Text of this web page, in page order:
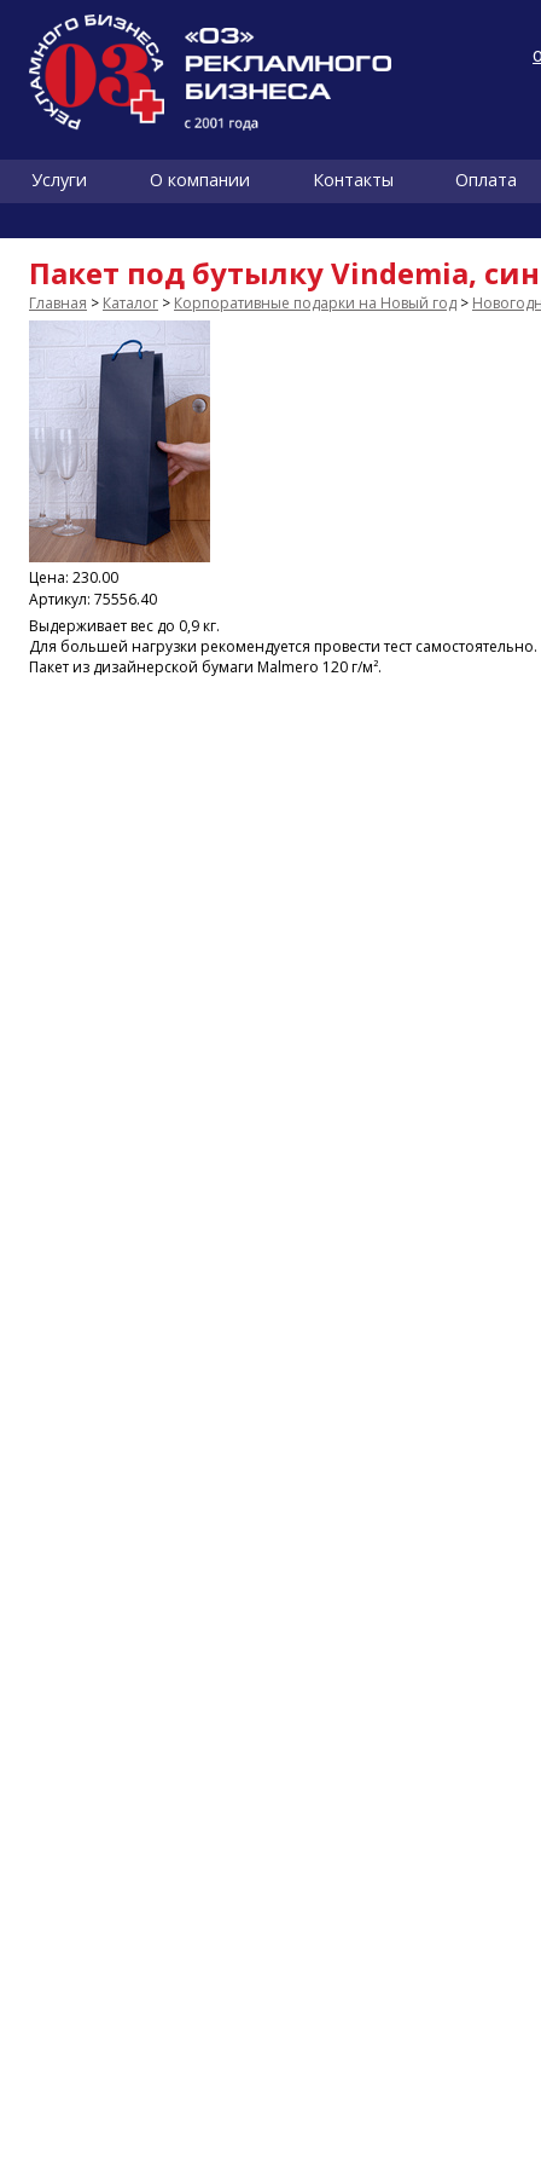
Услуги О компании Контакты Оплата
Пакет под бутылку Vindemia,
Главная > Каталог > Корпоративные подарки на Новый год >
Цена: 230.00
Артикул: 75556.40
Выдерживает вес до 0,9 кг.
Для большей нагрузки рекомендуется провести тест самостоятельно.
Пакет из дизайнерской бумаги Malmero 120 г/м².